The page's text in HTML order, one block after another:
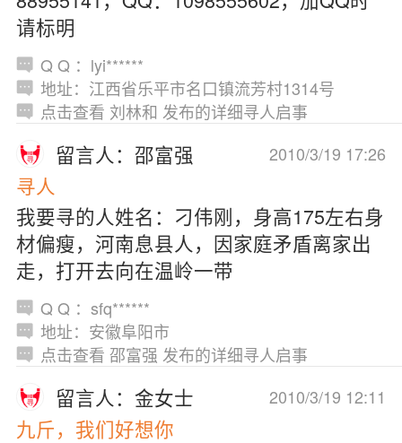
请标明
Q Q ：lyi******
地址：江西省乐平市名口镇流芳村1314号
点击查看 刘林和 发布的详细寻人启事
2010/3/19 17:26
留言人：邵富强
寻人
我要寻的人姓名：刁伟刚，身高175左右身
材偏瘦，河南息县人，因家庭矛盾离家出
走，打开去向在温岭一带
Q Q ：sfq******
地址：安徽阜阳市
点击查看 邵富强 发布的详细寻人启事
2010/3/19 12:11
留言人：金女士
九斤，我们好想你